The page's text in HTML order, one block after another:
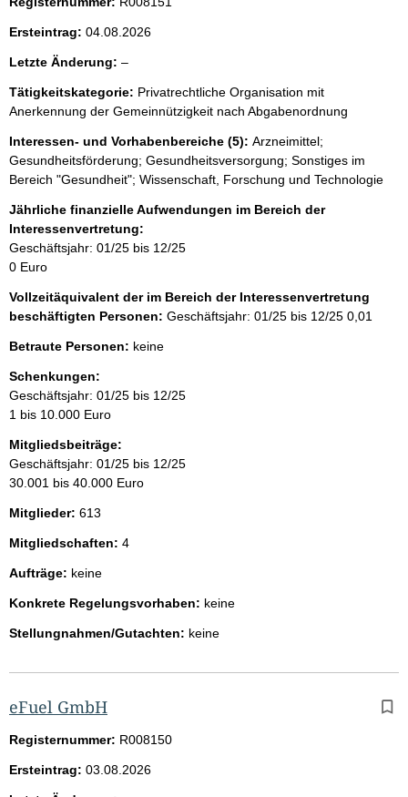
Ersteintrag: 04.08.2026
Letzte Änderung: –l
e
r
Tätigkeitskategorie: Privatrechtliche Organisation mit
Anerkennung der Gemeinnützigkeit nach Abgabenordnung
Interessen- und Vorhabenbereiche (5): Arzneimittel;
Gesundheitsförderung; Gesundheitsversorgung; Sonstiges im
Bereich "Gesundheit"; Wissenschaft, Forschung und Technologie
Jährliche finanzielle Aufwendungen im Bereich der
Interessenvertretung:
Geschäftsjahr: 01/25 bis 12/25
0 Euro
Vollzeitäquivalent der im Bereich der Interessenvertretung
beschäftigten Personen: Geschäftsjahr: 01/25 bis 12/25 0,01
Betraute Personen: keine
Schenkungen:
Geschäftsjahr: 01/25 bis 12/25
1 bis 10.000 Euro
Mitgliedsbeiträge:
Geschäftsjahr: 01/25 bis 12/25
30.001 bis 40.000 Euro
Mitglieder: 613
Mitgliedschaften: 4
Aufträge: keine
Konkrete Regelungsvorhaben: keine
Stellungnahmen/Gutachten: keine
eFuel GmbH
Registernummer: R008150
Ersteintrag: 03.08.2026